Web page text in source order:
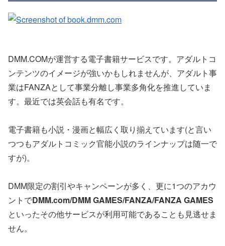
DMM.COMが運営する電子書籍サービスです。アダルトコ
ンテンツのイメージが強いかもしれませんが、アダルト事
業はFANZAとして事業分離し事業多角化を推進していま
す。最近では英会話も有名です。
電子書籍も小説・漫画と幅広く取り揃えています(と言い
つつもアダルトコミック官能小説のラインナップは随一で
すが)。
DMM限定の割引やキャンペーンが多く、更に1つのアカウ
ントでDMM.com/DMM GAMES/FANZA/FANZA GAMES
といったその他サービスが利用可能であることも見逃せま
せん。